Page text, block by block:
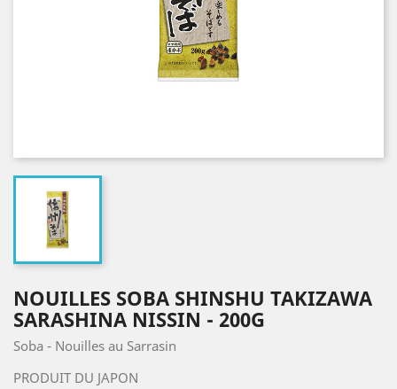
NOUILLES SOBA SHINSHU TAKIZAWA
SARASHINA NISSIN - 200G
Soba - Nouilles au Sarrasin
PRODUIT DU JAPON